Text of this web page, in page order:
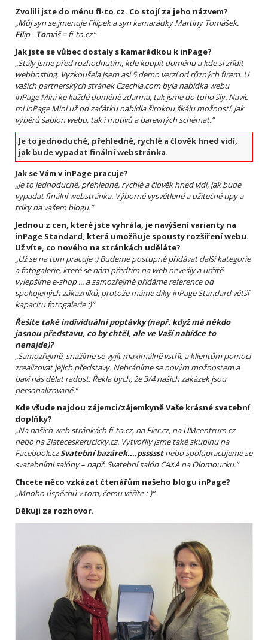
Zvolili jste do ménu fi-to.cz. Co stojí za jeho názvem?
„Můj syn se jmenuje Filípek a syn kamarádky Martiny Tomášek.
Filip - Tomáš = fi-to.cz“
Jak jste se vůbec dostaly s kamarádkou k inPage?
„Stály jsme před rozhodnutím, kde koupit doménu a kde si zřídit
webhosting. Vyzkoušela jsem asi 5 demo verzí od různých firem. U
vašich partnerských stránek Czechia.com byla nabídka webu
inPage Mini ke každé doméně zdarma, tak jsme do toho šly. Navíc
mi inPage Mini už od začátku nabídla širokou škálu možností. Jak
výběrů šablon webu, tak i motivů a barevných schémat.“
Je to jednoduché, přehledné, rychlé a člověk hned vidí,
jak bude vypadat finální webstránka.
Jak se Vám v inPage pracuje?
„Je to jednoduché, přehledné, rychlé a člověk hned vidí, jak bude
vypadat finální webstránka. Výborně vysvětlené a užitečné tipy a
triky na vašem blogu.“
Jednou z cen, které jste vyhrála, je navýšení varianty na
inPage Standard, která umožňuje spousty rozšíření webu.
Už víte, co nového na stránkách uděláte?
„Už se na tom pracuje :) Budeme postupně přidávat další kategorie
a fotogalerie, které se nám předtím na web nevešly a určitě
vylepšíme e-shop ... a samozřejmě přidáme reference od
spokojených zákazníků, protože máme díky inPage Standard větší
kapacitu fotogalerie :)“
Řešíte také individuální poptávky (např. když má někdo
jasnou představu, co by chtěl, ale ve Vaší nabídce to
nenajde)?
„Samozřejmě, snažíme se vyjít maximálně vstříc a klientům pomoci
zrealizovat jejich představy. Nebráníme se novým možnostem a
baví nás dělat radost. Řekla bych, že 3/4 našich zakázek jsou
personalizované.“
Kde všude najdou zájemci/zájemkyně Vaše krásné svatební
doplňky?
„Na našich web stránkách fi-to.cz, na Fler.cz, na UMcentrum.cz
nebo na Zlateceskerucicky.cz. Vytvořily jsme také skupinu na
Facebook.czSvatební bazárek....pssssstnebo spolupracujeme se
svatebními salóny – např. Svatební salón CAXA na Olomoucku.“
Chcete něco vzkázat čtenářům našeho blogu inPage?
„Mnoho úspěchů v tom, čemu věříte :-)“
Děkuji za rozhovor.